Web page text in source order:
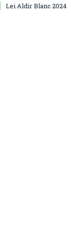
Lei Aldir Blanc 2024